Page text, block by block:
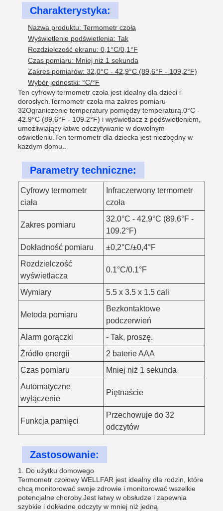
Charakterystyka:
Nazwa produktu: Termometr czoła
Wyświetlenie podświetlenia: Tak
Rozdzielczość ekranu: 0,1°C/0,1°F
Czas pomiaru: Mniej niż 1 sekunda
Zakres pomiarów: 32,0°C - 42,9°C (89,6°F - 109,2°F)
Wybór jednostki: °C/°F
Ten cyfrowy termometr czoła jest idealny dla dzieci i
dorosłych.Termometr czoła ma zakres pomiaru
32Ograniczenie temperatury pomiędzy temperaturą.0°C -
42.9°C (89.6°F - 109.2°F) i wyświetlacz z podświetleniem,
umożliwiający łatwe odczytywanie w dowolnym
oświetleniu.Ten termometr dla dziecka jest niezbędny w
każdym domu..
Parametry techniczne:
Cyfrowy termometr
ciała
Infraczerwony termometr
czoła
Zakres pomiaru
32.0°C - 42.9°C (89.6°F -
109.2°F)
Dokładność pomiaru
±0,2°C/±0,4°F
Rozdzielczość
wyświetlacza
0.1°C/0.1°F
Wymiary 5.5 x 3.5 x 1.5 cali
Metoda pomiaru
Bezkontaktowe
podczerwień
Alarm gorączki
- Tak, proszę.
Źródło energii
2 baterie AAA
Czas pomiaru
Mniej niż 1 sekunda
Automatyczne
wyłączenie
Piętnaście
Funkcja pamięci
Przechowuje do 32
odczytów
Zastosowanie:
1. Do użytku domowego
Termometr czołowy WELLFAR jest idealny dla rodzin, które
chcą monitorować swoje zdrowie i monitorować wszelkie
potencjalne choroby.Jest łatwy w obsłudze i zapewnia
szybkie i dokładne odczyty w mniej niż jedną